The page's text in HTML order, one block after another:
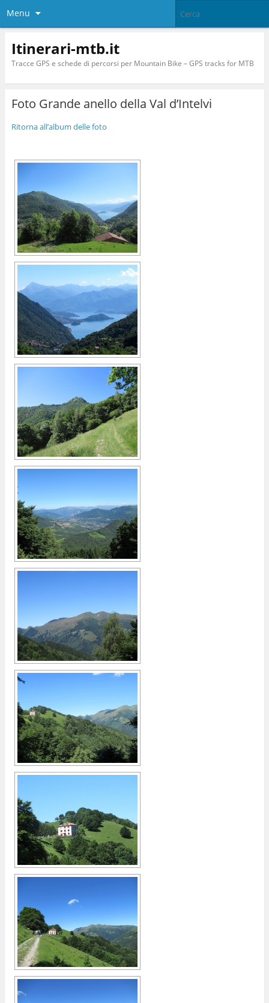
Menu
Itinerari-mtb.it
Tracce GPS e schede di percorsi per Mountain Bike – GPS tracks for MTB
Foto Grande anello della Val d’Intelvi
Ritorna all’album delle foto